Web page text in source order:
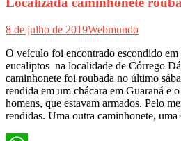
8 de julho de 2019Webmundo
O veículo foi encontrado escondido em
eucaliptos na localidade de Córrego
caminhonete foi roubada no último
rendida em um chácara em Guaraná e
homens, que estavam armados. Pelo
rendidas. Uma outra caminhonete,